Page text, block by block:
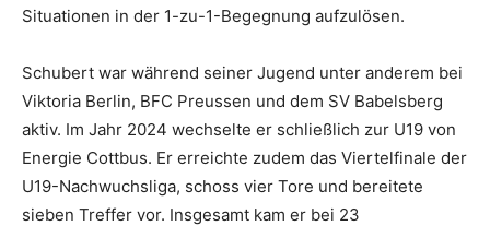
Situationen in der 1-zu-1-Begegnung aufzulösen.
Schubert war während seiner Jugend unter anderem bei
Viktoria Berlin, BFC Preussen und dem SV Babelsberg
aktiv. Im Jahr 2024 wechselte er schließlich zur U19 von
Energie Cottbus. Er erreichte zudem das Viertelfinale der
U19-Nachwuchsliga, schoss vier Tore und bereitete
sieben Treffer vor. Insgesamt kam er bei 23